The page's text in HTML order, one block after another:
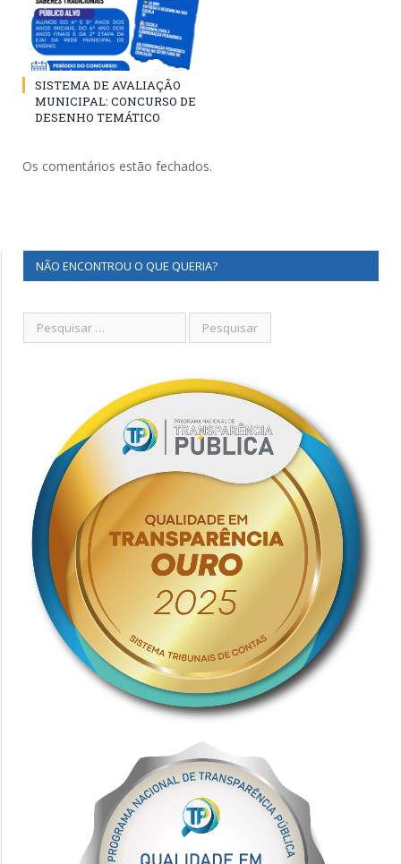
SISTEMA DE AVALIAÇÃO
MUNICIPAL: CONCURSO DE
DESENHO TEMÁTICO
Os comentários estão fechados.
NÃO ENCONTROU O QUE QUERIA?